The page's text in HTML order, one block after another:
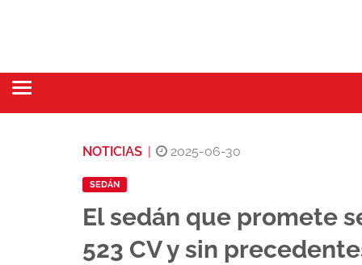
NOTICIAS 2025-06-30
SEDÁN
El sedán que promete
523 CV y sin